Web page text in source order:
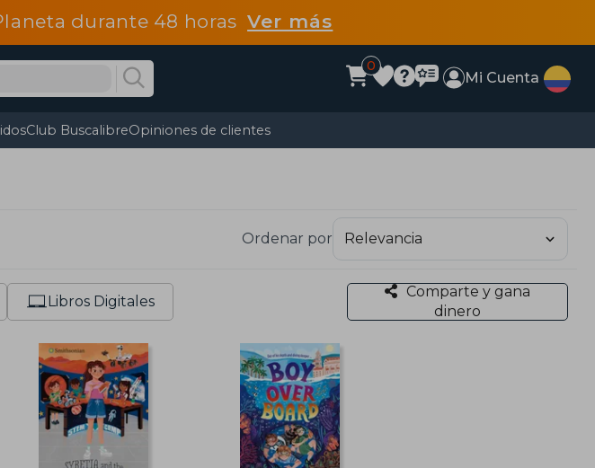
durante 48 horasVer más
0
Mi Cuenta
Club BuscalibreOpiniones de clientes
Ordenar por
Libros Digitales
Comparte y gana
dinero